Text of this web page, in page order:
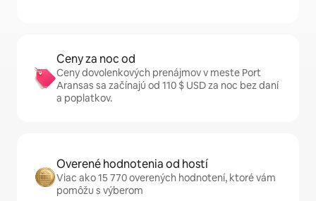
Ceny za noc od
Ceny dovolenkových prenájmov v meste Port
Aransas sa začínajú od 110 $ USD za noc bez daní
a poplatkov.
Overené hodnotenia od hostí
Viac ako 15 770 overených hodnotení, ktoré vám
pomôžu s výberom